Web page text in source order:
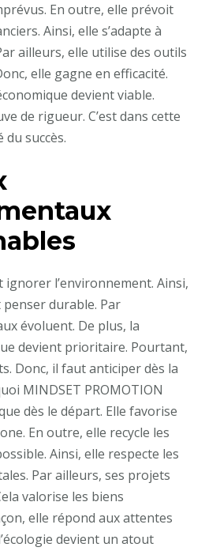
En outre, elle prévoit
Ainsi, elle s’adapte à
ailleurs, elle utilise des outils
elle gagne en efficacité.
devient viable.
de rigueur. C’est dans cette
succès.
l’environnement. Ainsi,
durable. Par
évoluent. De plus, la
devient prioritaire. Pourtant,
Donc, il faut anticiper dès la
MINDSET PROMOTION
dès le départ. Elle favorise
En outre, elle recycle les
Ainsi, elle respecte les
Par ailleurs, ses projets
valorise les biens
elle répond aux attentes
devient un atout